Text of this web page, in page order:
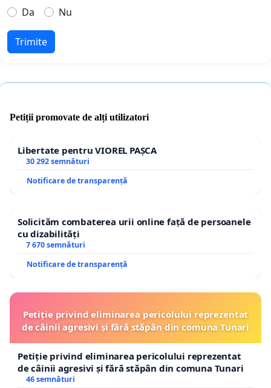
Da
Nu
Trimite
Petiții promovate de alți utilizatori
Libertate pentru VIOREL PAȘCA
30 292 semnături
Notificare de transparență
Solicităm combaterea urii online față de persoanele
cu dizabilități
7 670 semnături
Notificare de transparență
Petiție privind eliminarea pericolului reprezentat
de câinii agresivi și fără stăpân din comuna Tunari
Petiție privind eliminarea pericolului reprezentat
de câinii agresivi și fără stăpân din comuna Tunari
46 semnături